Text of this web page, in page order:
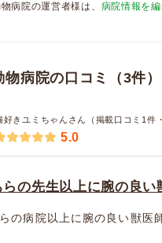
病院の運営者様は、 病院情報を
物病院の口コミ（3件）
好きユミちゃんさん（掲載口コミ1件
5.0
らの先生以上に腕の良
の病院以上に腕の良い獣医